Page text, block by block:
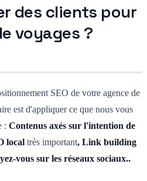
des clients pour
voyages ?
SEO de votre agence de
est d'appliquer ce que nous vous
: Contenus axés sur l'intention de
local très important, Link building
vous sur les réseaux sociaux..